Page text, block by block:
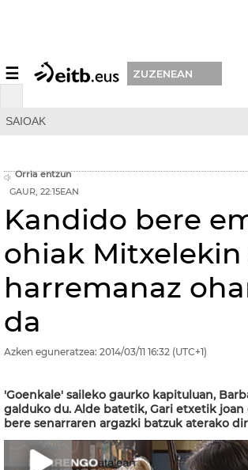
☰ ZUZENEAN
SAIOAK
Orria entzun
GAUR, 22:15EAN
Kandido bere
ohiak
harremanaz
da
Azken eguneratzea: 2014/03/11 16:32 (UTC+1)
'Goenkale' saileko gaurko kapituluan,
galduko du. Alde batetik, Gari etxetik joan
bere senarraren argazki batzuk aterako